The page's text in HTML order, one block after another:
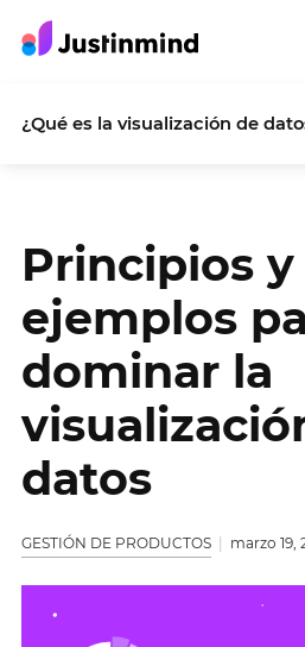
¿Qué es la visualización de
Principios y
ejemplos
dominar la
datos
GESTIÓN DE PRODUCTOS marzo 19,